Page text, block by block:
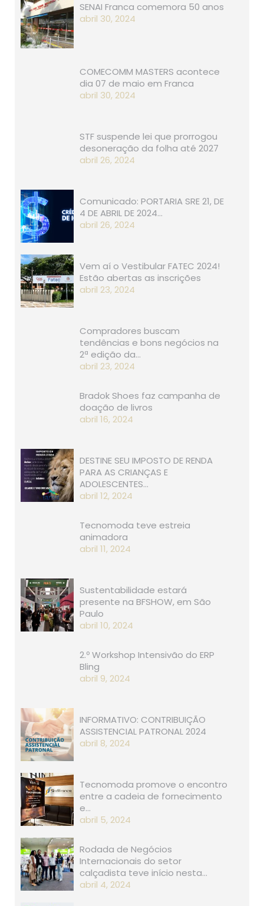
SENAI Franca comemora 50 anos
abril 30, 2024
COMECOMM MASTERS acontece
dia 07 de maio em Franca
abril 30, 2024
STF suspende lei que prorrogou
desoneração da folha até 2027
abril 26, 2024
Comunicado: PORTARIA SRE 21, D​​E
4 DE ABRIL DE 2024…
abril 26, 2024
Vem aí o Vestibular FATEC 2024!
Estão abertas as inscrições
abril 23, 2024
Compradores buscam
tendências e bons negócios na
2ª edição da…
abril 23, 2024
Bradok Shoes faz campanha de
doação de livros
abril 16, 2024
DESTINE SEU IMPOSTO DE RENDA
PARA AS CRIANÇAS E
ADOLESCENTES…
abril 12, 2024
Tecnomoda teve estreia
animadora
abril 11, 2024
Sustentabilidade estará
presente na BFSHOW, em São
Paulo
abril 10, 2024
2.º Workshop Intensivão do ERP
Bling
abril 9, 2024
INFORMATIVO: CONTRIBUIÇÃO
ASSISTENCIAL PATRONAL 2024
abril 8, 2024
Tecnomoda promove o encontro
entre a cadeia de fornecimento
e…
abril 5, 2024
Rodada de Negócios
Internacionais do setor
calçadista teve início nesta…
abril 4, 2024